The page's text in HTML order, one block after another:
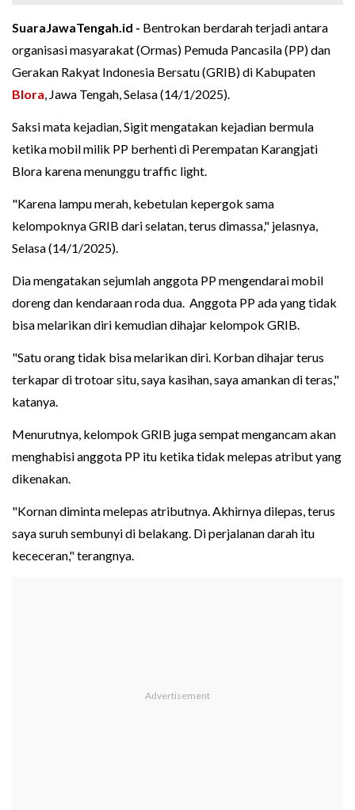
SuaraJawaTengah.id - Bentrokan berdarah terjadi antara
organisasi masyarakat (Ormas) Pemuda Pancasila (PP) dan
Gerakan Rakyat Indonesia Bersatu (GRIB) di Kabupaten
Blora, Jawa Tengah, Selasa (14/1/2025).
Saksi mata kejadian, Sigit mengatakan kejadian bermula
ketika mobil milik PP berhenti di Perempatan Karangjati
Blora karena menunggu traffic light.
"Karena lampu merah, kebetulan kepergok sama
kelompoknya GRIB dari selatan, terus dimassa," jelasnya,
Selasa (14/1/2025).
Dia mengatakan sejumlah anggota PP mengendarai mobil
doreng dan kendaraan roda dua. Anggota PP ada yang tidak
bisa melarikan diri kemudian dihajar kelompok GRIB.
"Satu orang tidak bisa melarikan diri. Korban dihajar terus
terkapar di trotoar situ, saya kasihan, saya amankan di teras,"
katanya.
Menurutnya, kelompok GRIB juga sempat mengancam akan
menghabisi anggota PP itu ketika tidak melepas atribut yang
dikenakan.
"Kornan diminta melepas atributnya. Akhirnya dilepas, terus
saya suruh sembunyi di belakang. Di perjalanan darah itu
kececeran," terangnya.